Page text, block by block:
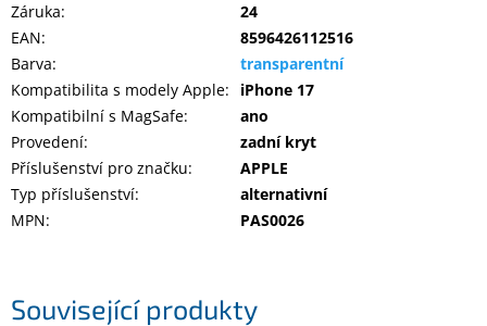
Související produkty
Záruka:
24
EAN:
8596426112516
Barva:
transparentní
Kompatibilita s modely Apple:
iPhone 17
Kompatibilní s MagSafe:
ano
Provedení:
zadní kryt
Příslušenství pro značku:
APPLE
Typ příslušenství:
alternativní
MPN: PAS0026